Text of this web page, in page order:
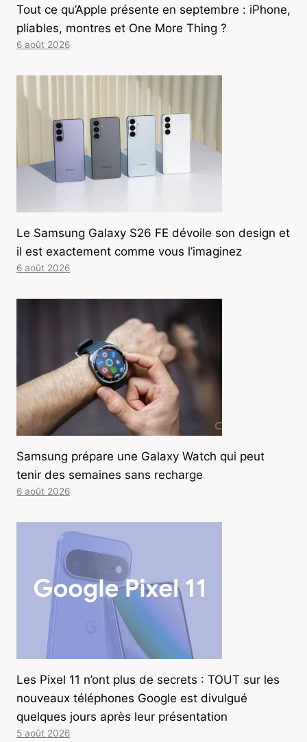
Tout ce qu’Apple présente en septembre : iPhone,
pliables, montres et One More Thing ?
6 août 2026
Le Samsung Galaxy S26 FE dévoile son design et
il est exactement comme vous l’imaginez
6 août 2026
Samsung prépare une Galaxy Watch qui peut
tenir des semaines sans recharge
6 août 2026
Les Pixel 11 n’ont plus de secrets : TOUT sur les
nouveaux téléphones Google est divulgué
quelques jours après leur présentation
5 août 2026